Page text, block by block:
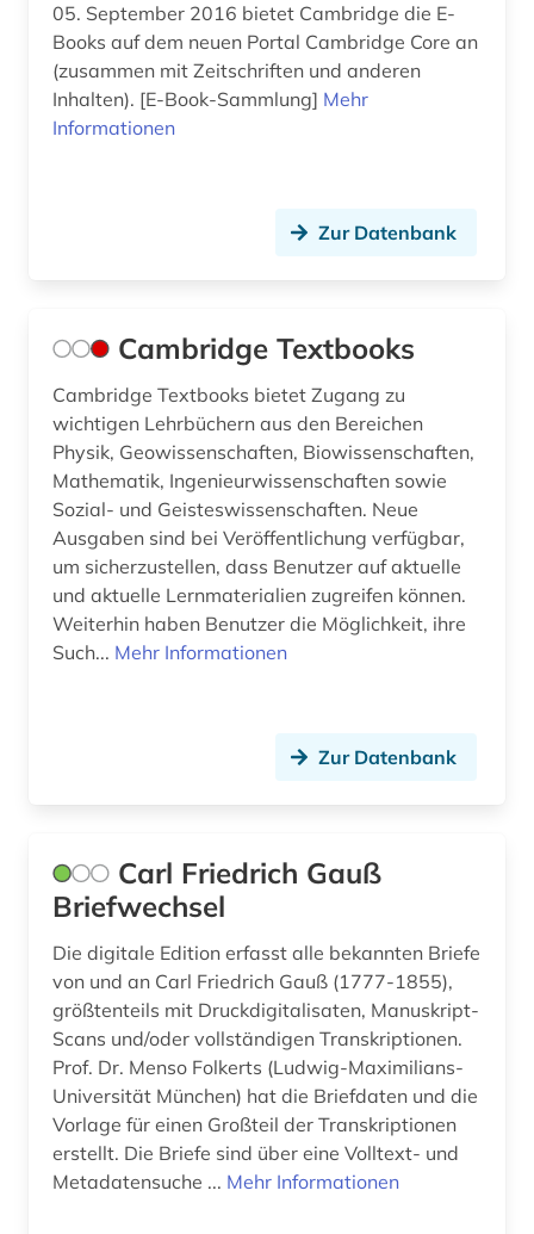
05. September 2016 bietet Cambridge die E-
Books auf dem neuen Portal Cambridge Core an
(zusammen mit Zeitschriften und anderen
Inhalten). [E-Book-Sammlung] Mehr
Informationen
Zur Datenbank
Cambridge Textbooks
Cambridge Textbooks bietet Zugang zu
wichtigen Lehrbüchern aus den Bereichen
Physik, Geowissenschaften, Biowissenschaften,
Mathematik, Ingenieurwissenschaften sowie
Sozial- und Geisteswissenschaften. Neue
Ausgaben sind bei Veröffentlichung verfügbar,
um sicherzustellen, dass Benutzer auf aktuelle
und aktuelle Lernmaterialien zugreifen können.
Weiterhin haben Benutzer die Möglichkeit, ihre
Such... Mehr Informationen
Zur Datenbank
Carl Friedrich Gauß
Briefwechsel
Die digitale Edition erfasst alle bekannten Briefe
von und an Carl Friedrich Gauß (1777-1855),
größtenteils mit Druckdigitalisaten, Manuskript-
Scans und/oder vollständigen Transkriptionen.
Prof. Dr. Menso Folkerts (Ludwig-Maximilians-
Universität München) hat die Briefdaten und die
Vorlage für einen Großteil der Transkriptionen
erstellt. Die Briefe sind über eine Volltext- und
Metadatensuche ... Mehr Informationen